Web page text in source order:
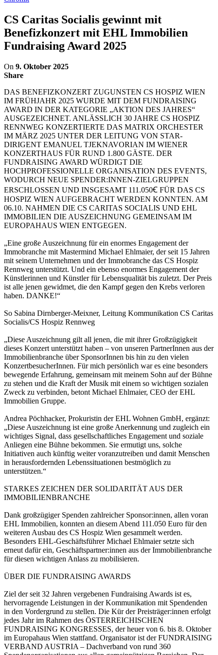
CS Caritas Socialis gewinnt mit
Benefizkonzert mit EHL Immobilien
Fundraising Award 2025
On 9. Oktober 2025
Share
DAS BENEFIZKONZERT ZUGUNSTEN CS HOSPIZ WIEN
IM FRÜHJAHR 2025 WURDE MIT DEM FUNDRAISING
AWARD IN DER KATEGORIE „AKTION DES JAHRES“
AUSGEZEICHNET. ANLÄSSLICH 30 JAHRE CS HOSPIZ
RENNWEG KONZERTIERTE DAS MATRIX ORCHESTER
IM MÄRZ 2025 UNTER DER LEITUNG VON STAR-
DIRIGENT EMANUEL TJEKNAVORIAN IM WIENER
KONZERTHAUS FÜR RUND 1.800 GÄSTE. DER
FUNDRAISING AWARD WÜRDIGT DIE
HOCHPROFESSIONELLE ORGANISATION DES EVENTS,
WODURCH NEUE SPENDER:INNEN-ZIELGRUPPEN
ERSCHLOSSEN UND INSGESAMT 111.050Ꞓ FÜR DAS CS
HOSPIZ WIEN AUFGEBRACHT WERDEN KONNTEN. AM
06.10. NAHMEN DIE CS CARITAS SOCIALIS UND EHL
IMMOBILIEN DIE AUSZEICHNUNG GEMEINSAM IM
EUROPAHAUS WIEN ENTGEGEN.
„Eine große Auszeichnung für ein enormes Engagement der
Immobranche mit Mastermind Michael Ehlmaier, der seit 15 Jahren
mit seinem Unternehmen und der Immobranche das CS Hospiz
Rennweg unterstützt. Und ein ebenso enormes Engagement der
Künstlerinnen und Künstler für Lebensqualität bis zuletzt. Der Preis
ist alle jenen gewidmet, die den Kampf gegen den Krebs verloren
haben. DANKE!“
So Sabina Dirnberger-Meixner, Leitung Kommunikation CS Caritas
Socialis/CS Hospiz Rennweg
„Diese Auszeichnung gilt all jenen, die mit ihrer Großzügigkeit
dieses Konzert unterstützt haben – von unseren PartnerInnen aus der
Immobilienbranche über SponsorInnen bis hin zu den vielen
KonzertbesucherInnen. Für mich persönlich war es eine besonders
bewegende Erfahrung, gemeinsam mit meinem Sohn auf der Bühne
zu stehen und die Kraft der Musik mit einem so wichtigen sozialen
Zweck zu verbinden, betont Michael Ehlmaier, CEO der EHL
Immobilien Gruppe.
Andrea Pöchhacker, Prokuristin der EHL Wohnen GmbH, ergänzt:
„Diese Auszeichnung ist eine große Anerkennung und zugleich ein
wichtiges Signal, dass gesellschaftliches Engagement und soziale
Anliegen eine Bühne bekommen. Sie ermutigt uns, solche
Initiativen auch künftig weiter voranzutreiben und damit Menschen
in herausfordernden Lebenssituationen bestmöglich zu
unterstützen.“
STARKES ZEICHEN DER SOLIDARITÄT AUS DER
IMMOBILIENBRANCHE
Dank großzügiger Spenden zahlreicher Sponsor:innen, allen voran
EHL Immobilien, konnten an diesem Abend 111.050 Euro für den
weiteren Ausbau des CS Hospiz Wien gesammelt werden.
Besonders EHL-Geschäftsführer Michael Ehlmaier setzte sich
erneut dafür ein, Geschäftspartner:innen aus der Immobilienbranche
für diesen wichtigen Anlass zu mobilisieren.
ÜBER DIE FUNDRAISING AWARDS
Ziel der seit 32 Jahren vergebenen Fundraising Awards ist es,
hervorragende Leistungen in der Kommunikation mit Spendenden
in den Vordergrund zu stellen. Die Kür der Preisträger:innen erfolgt
jedes Jahr im Rahmen des ÖSTERREICHISCHEN
FUNDRAISING KONGRESSES, der heuer von 6. bis 8. Oktober
im Europahaus Wien stattfand. Organisator ist der FUNDRAISING
VERBAND AUSTRIA – Dachverband von rund 360